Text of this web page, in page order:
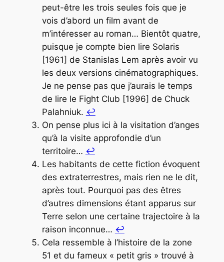
peut-être les trois seules fois que je
vois d’abord un film avant de
m’intéresser au roman… Bientôt quatre,
puisque je compte bien lire Solaris
[1961] de Stanislas Lem après avoir vu
les deux versions cinématographiques.
Je ne pense pas que j’aurais le temps
de lire le Fight Club [1996] de Chuck
Palahniuk. ↩︎
On pense plus ici à la visitation d’anges
qu’à la visite approfondie d’un
territoire… ↩︎
Les habitants de cette fiction évoquent
des extraterrestres, mais rien ne le dit,
après tout. Pourquoi pas des êtres
d’autres dimensions étant apparus sur
Terre selon une certaine trajectoire à la
raison inconnue… ↩︎
Cela ressemble à l’histoire de la zone
51 et du fameux « petit gris » trouvé à